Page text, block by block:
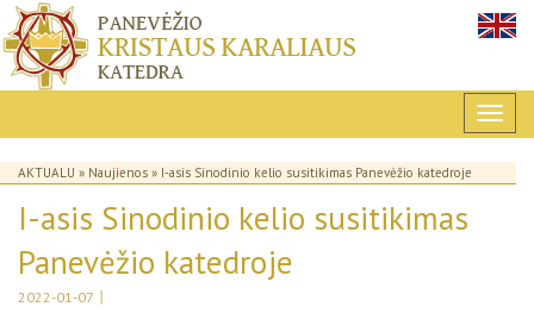
AKTUALU » Naujienos » I-asis Sinodinio kelio susitikimas Panevėžio katedroje
I-asis Sinodinio kelio susitikimas
Panevėžio katedroje
2022-01-07 |